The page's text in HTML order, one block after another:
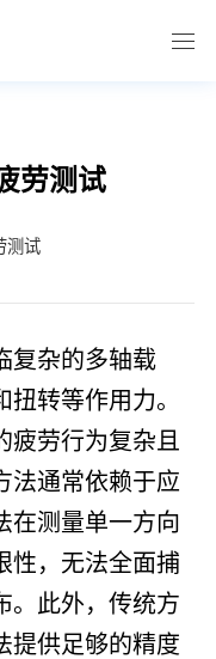
劳测试
测试
复杂的多轴载
转等作用力。
疲劳行为复杂且
法通常依赖于应
在测量单一方向
性，无法全面捕
。此外，传统方
提供足够的精度